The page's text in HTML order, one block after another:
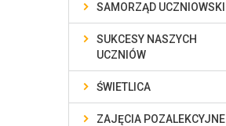
SAMORZĄD UCZNIOWSKI
SUKCESY NASZYCH
UCZNIÓW
ŚWIETLICA
ZAJĘCIA POZALEKCYJNE